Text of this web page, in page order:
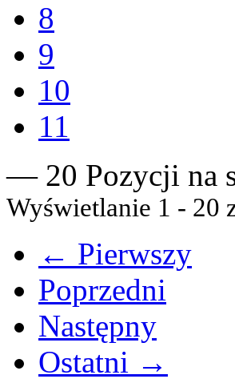
8
9
10
11
— 20 Pozycji na
Wyświetlanie 1 - 20
← Pierwszy
Poprzedni
Następny
Ostatni →